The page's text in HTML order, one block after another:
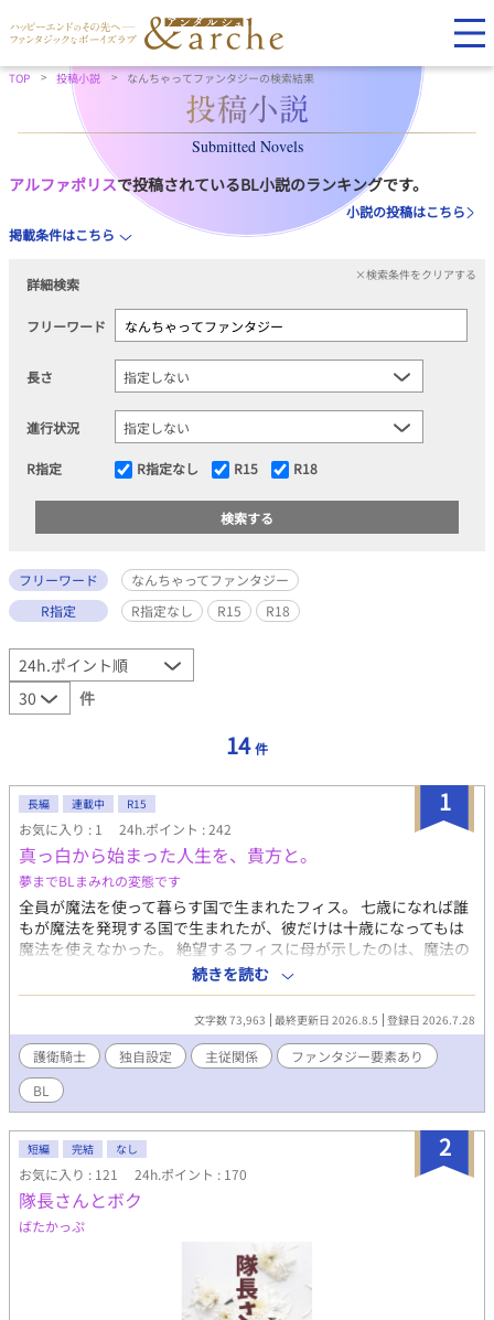
TOP 投稿小説 なんちゃってファンタジーの検索結果
Submitted Novels
アルファポリスで投稿されているBL小説のランキングです。
小説の投稿はこちら
掲載条件はこちら
詳細検索
×検索条件をクリアする
フリーワード
長さ
進行状況
R指定 R指定なし R15 R18
フリーワード
なんちゃってファンタジー
R指定
R指定なし R15 R18
件
14 件
1
長編 連載中 R15
お気に入り : 1 24h.ポイント : 242
真っ白から始まった人生を、貴方と。
夢までBLまみれの変態です
全員が魔法を使って暮らす国で生まれたフィス。 七歳になれば誰
もが魔法を発現する国で生まれたが、彼だけは十歳になってもは
魔法を使えなかった。 絶望するフィスに母が示したのは、魔法の
存在しない隣国・エンシス国で生きるという新たな道。 そこで彼
は、一人の少年の護衛騎士になってほしいという使命を託され
る。 自分の国では一人で生きていく術を持たなかったフィス。 そ
れでも、初めて自分を必要としてくれた主君との出会いが、彼の
人生を大きく変えていく。 これは、居場所を見つけた護衛騎士
が、大切な主君を命を懸けて守ると誓い、主君と共に成長してい
く物語です。 －－－－－－－－－－－ーーーーーーーーー まっす
ぐで素直な鈍感護衛騎士 × 人との関わりが不器用で素直に
なれない主君 －－－－－－－－－－－ーーーーーーーーー ◎ゆっ
くりと更新していきます。 ※現代、西洋、妄想が都合よく混ざっ
てるなんちゃってファンタジーなゴリゴリの独自設定です。 ※実
在するものの名前が出てきますが、あくまで参考にしてる程度で
す。現実世界とこの世界のものは似てるけど別物と思っていただ
ければ幸いです。 ※R15は保険です。
続きを読む
文字数 73,963 最終更新日 2026.8.5 登録日 2026.7.28
護衛騎士 独自設定 主従関係
ファンタジー要素あり
BL
2
短編 完結 なし
お気に入り : 121 24h.ポイント : 170
隊長さんとボク
ばたかっぷ